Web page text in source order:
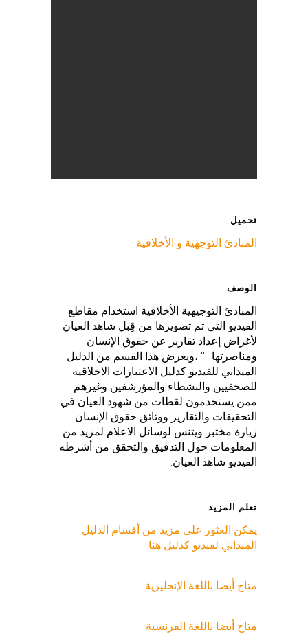
تحميل
المبادئ التوجهية و الأخلاقية
الوصف
المبادئ التوجيهية الأخلاقية استخدام مقاطع
الفيديو التي تم تصويرها من قِبل شاهد العيان
لأغراض إعداد تقارير عن حقوق الإنسان
ومناصرتها "" ،ويعرض هذا القسم من الدليل
الميداني للفيديو كدليل الاعتبارات الاخلاقيه
للصحفيين والنشطاء والمؤرشفين وغيرهم
ممن يستخدمون لقطات من شهود العيان في
التحقيقات والتقارير ووثائق حقوق الإنسان.
زيارة مختبر ويتنس لوسائل الاعلام لمزيد من
المعلومات حول التدقيق والتحقق من أشرطه
الفيديو شاهد العيان.
تعلم المزيد
يمكن العثور على مزيد من أقسام الدليل
الميداني لفيديو كدليل هنا
متاح أيضا باللغة الإنجليزية
متاح أيضا باللغة الفرنسية